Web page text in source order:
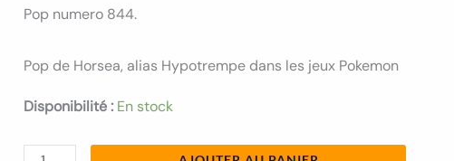
Pop numero 844.
Pop de Horsea, alias Hypotrempe dans les jeux Pokemon
Disponibilité : En stock
: